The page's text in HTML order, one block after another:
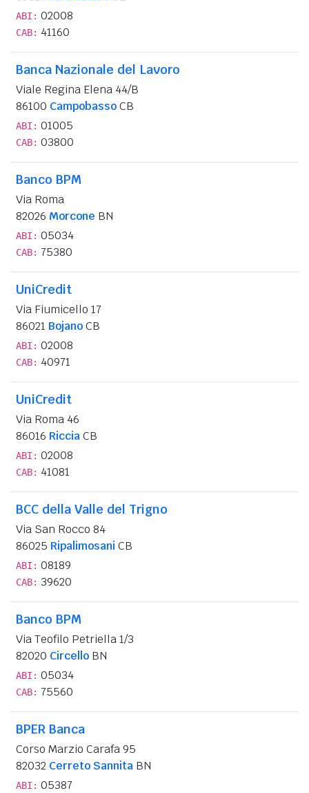
ABI: 02008
CAB: 41160
Banca Nazionale del Lavoro
Viale Regina Elena 44/B
86100 CampobassoCB
ABI: 01005
CAB: 03800
Banco BPM
Via Roma
82026 Morcone BN
ABI: 05034
CAB: 75380
UniCredit
Via Fiumicello 17
86021 BojanoCB
ABI: 02008
CAB: 40971
UniCredit
Via Roma 46
86016 RicciaCB
ABI: 02008
CAB: 41081
BCC della Valle del Trigno
Via San Rocco 84
86025 Ripalimosani CB
ABI: 08189
CAB: 39620
Banco BPM
Via Teofilo Petriella 1/3
82020 Circello BN
ABI: 05034
CAB: 75560
BPER Banca
Corso Marzio Carafa 95
82032 Cerreto Sannita BN
ABI: 05387